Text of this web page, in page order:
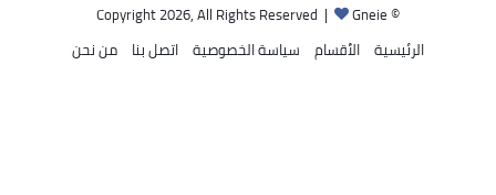
© Copyright 2026, All Rights Reserved |
Gneie
الرئيسية الأقسام سياسة الخصوصية اتصل بنا من نحن